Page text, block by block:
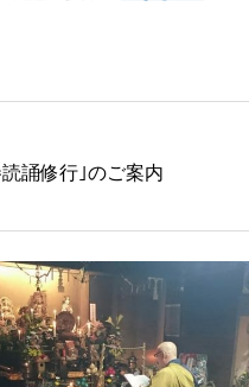
誦修行｣のご案内